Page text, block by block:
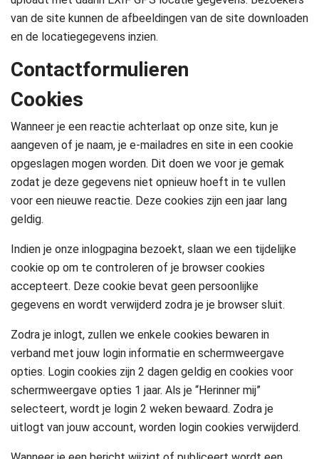
van de site kunnen de afbeeldingen van de site downloaden
en de locatiegegevens inzien.
Contactformulieren
Cookies
Wanneer je een reactie achterlaat op onze site, kun je
aangeven of je naam, je e-mailadres en site in een cookie
opgeslagen mogen worden. Dit doen we voor je gemak
zodat je deze gegevens niet opnieuw hoeft in te vullen
voor een nieuwe reactie. Deze cookies zijn een jaar lang
geldig.
Indien je onze inlogpagina bezoekt, slaan we een tijdelijke
cookie op om te controleren of je browser cookies
accepteert. Deze cookie bevat geen persoonlijke
gegevens en wordt verwijderd zodra je je browser sluit.
Zodra je inlogt, zullen we enkele cookies bewaren in
verband met jouw login informatie en schermweergave
opties. Login cookies zijn 2 dagen geldig en cookies voor
schermweergave opties 1 jaar. Als je “Herinner mij”
selecteert, wordt je login 2 weken bewaard. Zodra je
uitlogt van jouw account, worden login cookies verwijderd.